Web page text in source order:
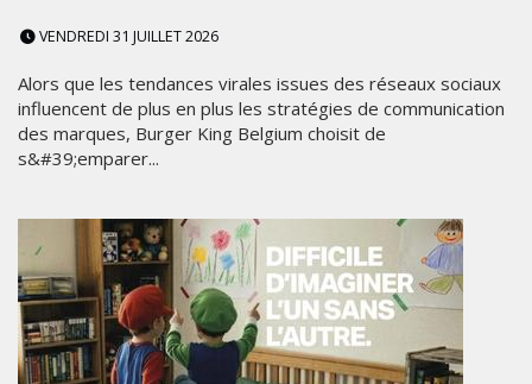
VENDREDI 31 JUILLET 2026
Alors que les tendances virales issues des réseaux sociaux
influencent de plus en plus les stratégies de communication
des marques, Burger King Belgium choisit de
s&#39;emparer...